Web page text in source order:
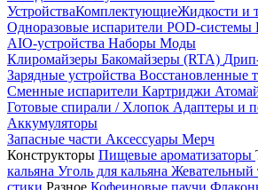
УстройстваКомплектующиеЖидкости и
Одноразовые испарители POD-системы
AIO-устройства Наборы Моды
Клиромайзеры Бакомайзеры (RTA)
Зарядные устройства Восстановленные
Сменные испарители Картриджи
Готовые спирали / Хлопок Адаптеры и
Аккумуляторы
Запасные части Аксессуары Мерч
Конструкторы Пищевые ароматизаторы
кальяна Уголь для кальяна Жевательный
стики Разное Кофеиновые паучи